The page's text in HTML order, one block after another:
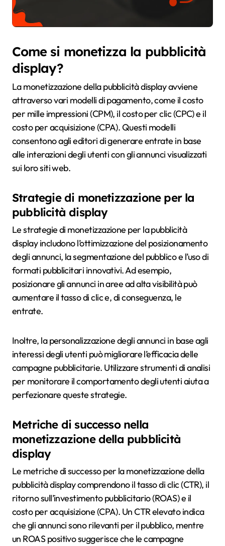
Come si monetizza la pubblicità
display?
La monetizzazione della pubblicità display avviene
attraverso vari modelli di pagamento, come il costo
per mille impressioni (CPM), il costo per clic (CPC) e il
costo per acquisizione (CPA). Questi modelli
consentono agli editori di generare entrate in base
alle interazioni degli utenti con gli annunci visualizzati
sui loro siti web.
Strategie di monetizzazione per la
pubblicità display
Le strategie di monetizzazione per la pubblicità
display includono l’ottimizzazione del posizionamento
degli annunci, la segmentazione del pubblico e l’uso di
formati pubblicitari innovativi. Ad esempio,
posizionare gli annunci in aree ad alta visibilità può
aumentare il tasso di clic e, di conseguenza, le
entrate.
Inoltre, la personalizzazione degli annunci in base agli
interessi degli utenti può migliorare l’efficacia delle
campagne pubblicitarie. Utilizzare strumenti di analisi
per monitorare il comportamento degli utenti aiuta a
perfezionare queste strategie.
Metriche di successo nella
monetizzazione della pubblicità
display
Le metriche di successo per la monetizzazione della
pubblicità display comprendono il tasso di clic (CTR), il
ritorno sull’investimento pubblicitario (ROAS) e il
costo per acquisizione (CPA). Un CTR elevato indica
che gli annunci sono rilevanti per il pubblico, mentre
un ROAS positivo suggerisce che le campagne